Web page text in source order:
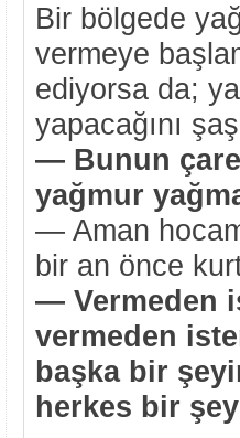
Bir bölgede
vermeye
ediyorsa da;
yapacağını
— Bunun
yağmur
— Aman
bir an önce
— Vermeden
vermeden
başka bir
herkes bir